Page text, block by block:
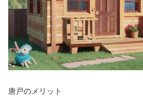
唐戸のメリット